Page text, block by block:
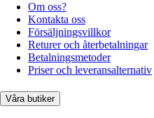
Om oss?
Kontakta oss
Försäljningsvillkor
Returer och återbetalningar
Betalningsmetoder
Priser och leveransalternativ
Våra butiker